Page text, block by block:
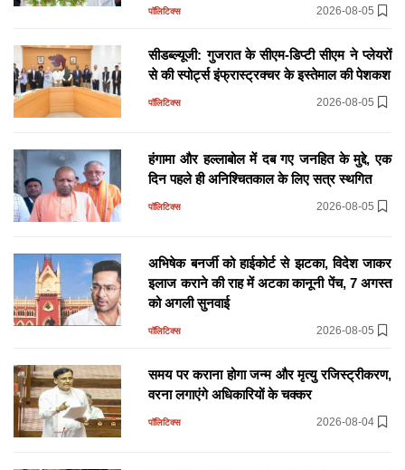
13 hours ago
शिक्षा और सामाजिक विकास को मिली नई दिशा,
विधायक डॉ. लालाराम बैरवा ने एक दिन में दी दो बड़ी
सौगातें
चाकसू में कांग्रेस का शक्ति प्रदर्शन, AICC सचिव
चिरंजीव राव ने पंचायत-निकाय चुनावों को लेकर भरी
हुंकार
कैबिनेट ने असम के गुवाहाटी-तेजपुर 4-लेन
एक्सप्रेस कॉरिडोर को दी मंजूरी, परियोजना से बढ़ेगी
कनेक्टिविटी
देश 14 hours ago
पॉलिटिक्स 2026-08-05
सीडब्ल्यूजी: गुजरात के सीएम-डिप्टी सीएम ने प्लेयरों
से की स्पोर्ट्स इंफ्रास्ट्रक्चर के इस्तेमाल की पेशकश
पॉलिटिक्स 2026-08-05
हंगामा और हल्लाबोल में दब गए जनहित के मुद्दे, एक
दिन पहले ही अनिश्चितकाल के लिए सत्र स्थगित
पॉलिटिक्स 2026-08-05
अभिषेक बनर्जी को हाईकोर्ट से झटका, विदेश जाकर
इलाज कराने की राह में अटका कानूनी पेंच, 7 अगस्त
को अगली सुनवाई
पॉलिटिक्स 2026-08-05
समय पर कराना होगा जन्म और मृत्यु रजिस्ट्रीकरण,
वरना लगाएंगे अधिकारियों के चक्कर
पॉलिटिक्स 2026-08-04